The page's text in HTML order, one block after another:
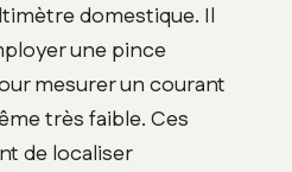
domestique. Il
une pince
mesurer un courant
très faible. Ces
de localiser